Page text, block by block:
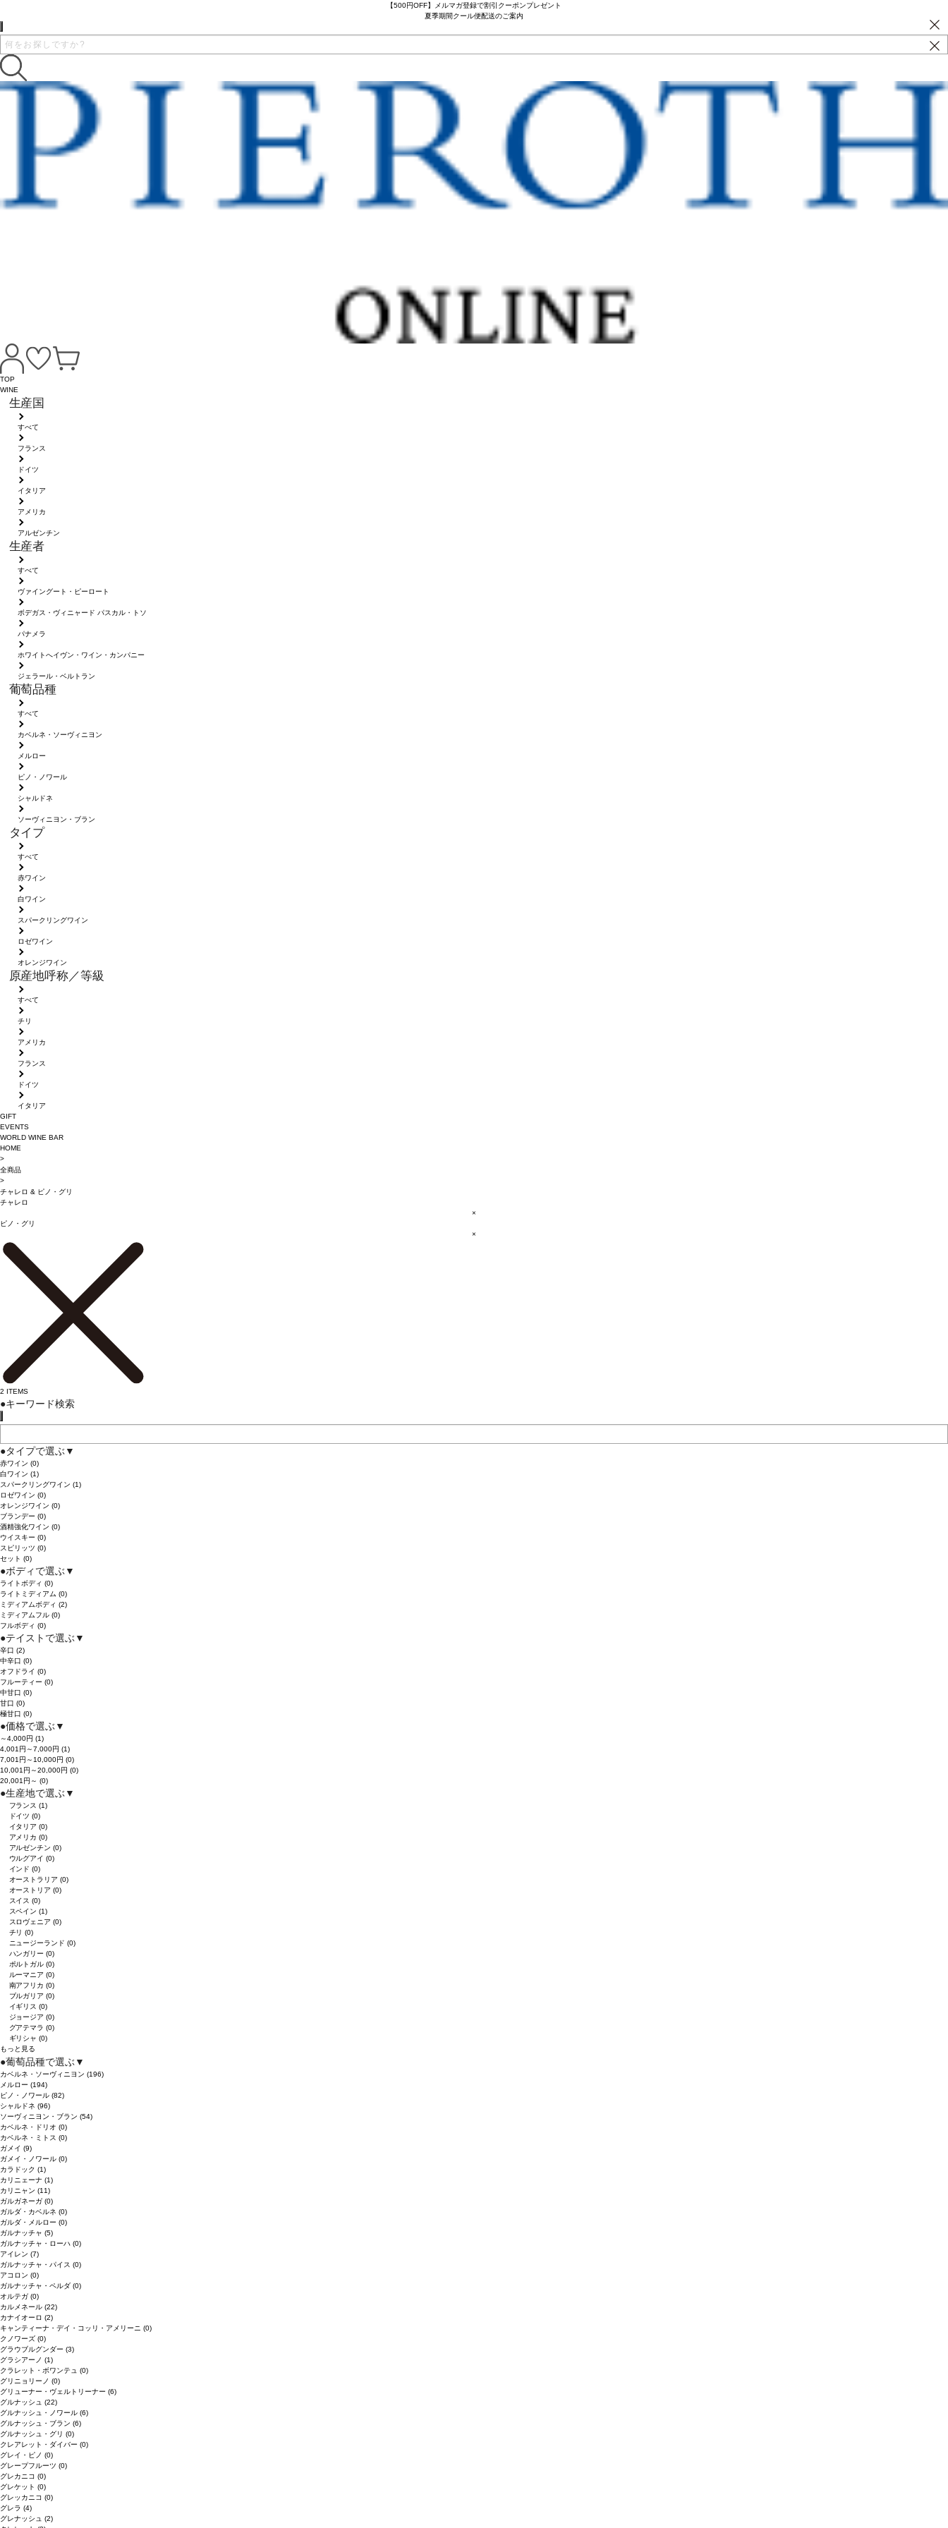
【500円OFF】メルマガ登録で割引クーポンプレゼント
夏季期間クール便配送のご案内
TOP
WINE
生産国
すべて
フランス
ドイツ
イタリア
アメリカ
アルゼンチン
生産者
すべて
ヴァイングート・ピーロート
ボデガス・ヴィニャード パスカル・トソ
パナメラ
ホワイトへイヴン・ワイン・カンパニー
ジェラール・ベルトラン
葡萄品種
すべて
カベルネ・ソーヴィニヨン
メルロー
ピノ・ノワール
シャルドネ
ソーヴィニヨン・ブラン
タイプ
すべて
赤ワイン
白ワイン
スパークリングワイン
ロゼワイン
オレンジワイン
原産地呼称／等級
すべて
チリ
アメリカ
フランス
ドイツ
イタリア
GIFT
EVENTS
WORLD WINE BAR
HOME
>
全商品
>
チャレロ & ピノ・グリ
チャレロ
×
ピノ・グリ
×
2 ITEMS
●キーワード検索
●タイプで選ぶ ▼
赤ワイン (0)
白ワイン (1)
スパークリングワイン (1)
ロゼワイン (0)
オレンジワイン (0)
ブランデー (0)
酒精強化ワイン (0)
ウイスキー (0)
スピリッツ (0)
セット (0)
●ボディで選ぶ ▼
ライトボディ (0)
ライトミディアム (0)
ミディアムボディ (2)
ミディアムフル (0)
フルボディ (0)
●テイストで選ぶ ▼
辛口 (2)
中辛口 (0)
オフドライ (0)
フルーティー (0)
中甘口 (0)
甘口 (0)
極甘口 (0)
●価格で選ぶ ▼
～4,000円 (1)
4,001円～7,000円 (1)
7,001円～10,000円 (0)
10,001円～20,000円 (0)
20,001円～ (0)
●生産地で選ぶ ▼
フランス(1)
ドイツ(0)
イタリア(0)
アメリカ(0)
アルゼンチン(0)
ウルグアイ(0)
インド(0)
オーストラリア(0)
オーストリア(0)
スイス(0)
スペイン(1)
スロヴェニア(0)
チリ(0)
ニュージーランド(0)
ハンガリー(0)
ポルトガル(0)
ルーマニア(0)
南アフリカ(0)
ブルガリア(0)
イギリス(0)
ジョージア(0)
グアテマラ(0)
ギリシャ(0)
もっと見る
●葡萄品種で選ぶ ▼
カベルネ・ソーヴィニヨン (196)
メルロー (194)
ピノ・ノワール (82)
シャルドネ (96)
ソーヴィニヨン・ブラン (54)
カベルネ・ドリオ (0)
カベルネ・ミトス (0)
ガメイ (9)
ガメイ・ノワール (0)
カラドック (1)
カリニェーナ (1)
カリニャン (11)
ガルガネーガ (0)
ガルダ・カベルネ (0)
ガルダ・メルロー (0)
ガルナッチャ (5)
ガルナッチャ・ローハ (0)
アイレン (7)
ガルナッチャ・パイス (0)
アコロン (0)
ガルナッチャ・ペルダ (0)
オルテガ (0)
カルメネール (22)
カナイオーロ (2)
キャンティーナ・デイ・コッリ・アメリーニ (0)
クノワーズ (0)
グラウブルグンダー (3)
グラシアーノ (1)
クラレット・ボワンテュ (0)
グリニョリーノ (0)
グリューナー・ヴェルトリーナー (6)
グルナッシュ (22)
グルナッシュ・ノワール (6)
グルナッシュ・ブラン (6)
グルナッシュ・グリ (0)
クレアレット・ダイバー (0)
グレイ・ピノ (0)
グレープフルーツ (0)
グレカニコ (0)
グレケット (0)
グレッカニコ (0)
グレラ (4)
グレナッシュ (2)